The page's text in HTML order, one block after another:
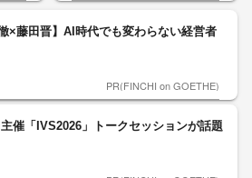
徹×藤田晋】AI時代でも変わらない経営者
PR(FINCHI on GOETHE)
催「IVS2026」トークセッションが話題